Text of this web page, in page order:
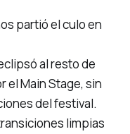
partió el culo en
al resto de
el Main Stage, sin
del festival.
limpias